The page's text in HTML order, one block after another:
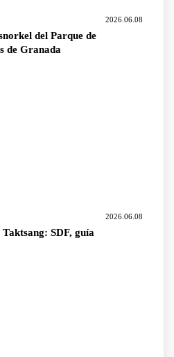
2026.06.08
del Parque de
de Granada
2026.06.08
SDF, guía